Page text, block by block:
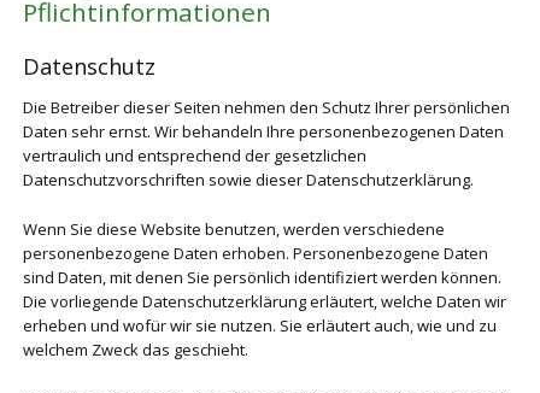
Pflichtinformationen
Datenschutz
Die Betreiber dieser Seiten nehmen den Schutz Ihrer persönlichen
Daten sehr ernst. Wir behandeln Ihre personenbezogenen Daten
vertraulich und entsprechend der gesetzlichen
Datenschutzvorschriften sowie dieser Datenschutzerklärung.
Wenn Sie diese Website benutzen, werden verschiedene
personenbezogene Daten erhoben. Personenbezogene Daten
sind Daten, mit denen Sie persönlich identifiziert werden können.
Die vorliegende Datenschutzerklärung erläutert, welche Daten wir
erheben und wofür wir sie nutzen. Sie erläutert auch, wie und zu
welchem Zweck das geschieht.